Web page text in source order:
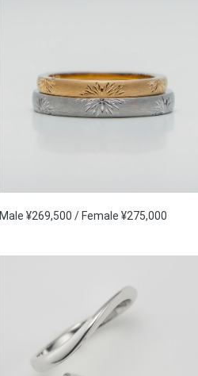
Male ¥269,500 / Female ¥275,000